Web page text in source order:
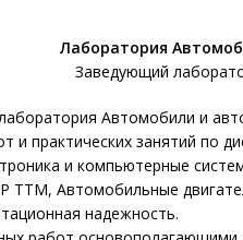
Лаборатория
Заведующий
Автомобили и
и практических занятий по
и компьютерные
ТТМ, Автомобильные
надежность.